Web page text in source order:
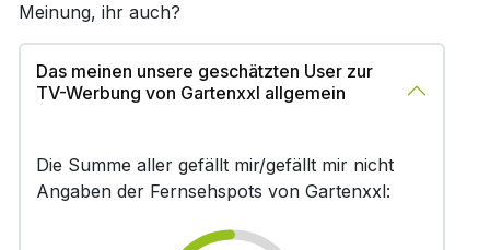
Meinung, ihr auch?
Das meinen unsere geschätzten User zur
TV-Werbung von Gartenxxl allgemein
Die Summe aller gefällt mir/gefällt mir nicht
Angaben der Fernsehspots von Gartenxxl: